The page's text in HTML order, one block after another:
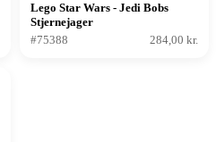
Lego Star Wars - Jedi Bobs
Stjernejager
#75388
284,00 kr.